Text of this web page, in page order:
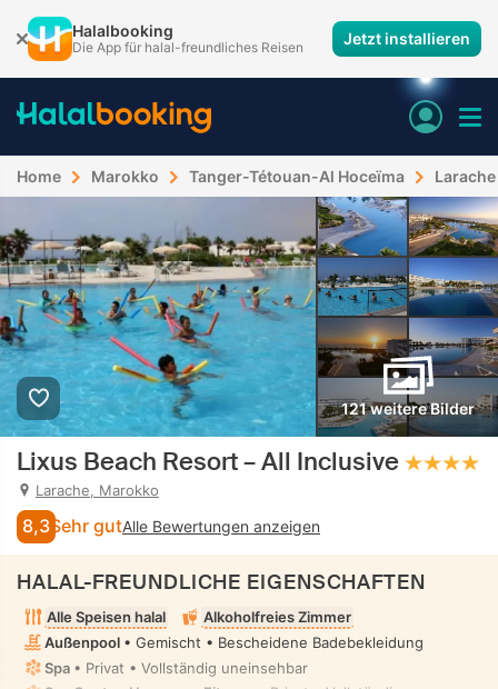
Halalbooking
Die App für halal-freundliches Reisen Jetzt installieren
Home Marokko Tanger-Tétouan-Al Hoceïma Larache
121 weitere Bilder
Lixus Beach Resort – All Inclusive
Larache, Marokko
8,3 Sehr gutAlle Bewertungen anzeigen
HALAL-FREUNDLICHE EIGENSCHAFTEN
Alle Speisen halal
Alkoholfreies Zimmer
Außenpool • Gemischt • Bescheidene Badebekleidung
Spa • Privat • Vollständig uneinsehbar